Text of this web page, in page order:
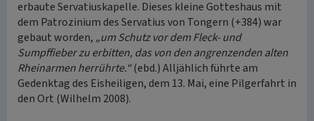
erbaute Servatiuskapelle. Dieses kleine Gotteshaus mit
dem Patrozinium des Servatius von Tongern (+384) war
gebaut worden, „um Schutz vor dem Fleck- und
Sumpffieber zu erbitten, das von den angrenzenden alten
Rheinarmen herrührte.“(ebd.) Alljählich führte am
Gedenktag des Eisheiligen, dem 13. Mai, eine Pilgerfahrt in
den Ort (Wilhelm 2008).